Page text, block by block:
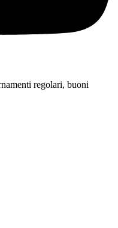
regolari, buoni